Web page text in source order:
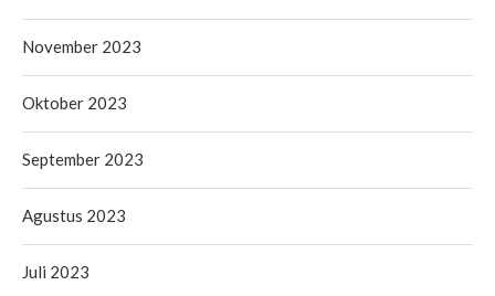
November 2023
Oktober 2023
September 2023
Agustus 2023
Juli 2023